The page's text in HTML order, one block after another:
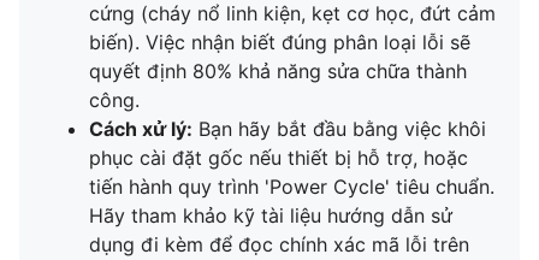
cứng (cháy nổ linh kiện, kẹt cơ học, đứt cảm
biến). Việc nhận biết đúng phân loại lỗi sẽ
quyết định 80% khả năng sửa chữa thành
công.
Cách xử lý: Bạn hãy bắt đầu bằng việc khôi
phục cài đặt gốc nếu thiết bị hỗ trợ, hoặc
tiến hành quy trình 'Power Cycle' tiêu chuẩn.
Hãy tham khảo kỹ tài liệu hướng dẫn sử
dụng đi kèm để đọc chính xác mã lỗi trên